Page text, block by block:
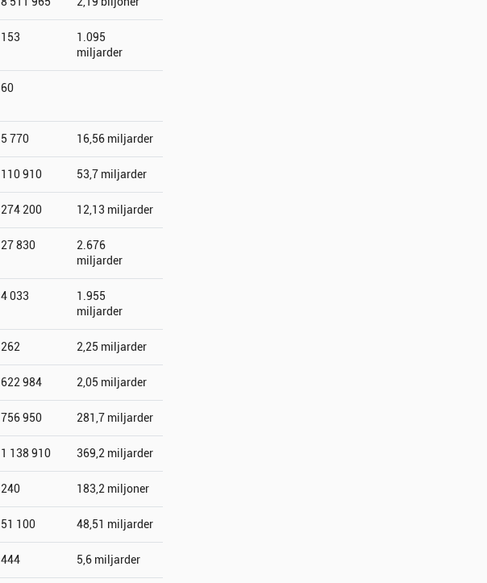
153
1.095
miljarder
60
5 770 16,56 miljarder
110 910 53,7 miljarder
274 200 12,13 miljarder
27 830
2.676
miljarder
4 033
1.955
miljarder
262 2,25 miljarder
622 984 2,05 miljarder
756 950 281,7 miljarder
1 138 910 369,2 miljarder
240 183,2 miljoner
51 100 48,51 miljarder
444 5,6 miljarder